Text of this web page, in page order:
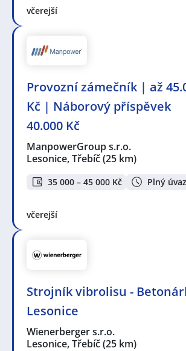
včerejší
Provozní zámečník | až
Kč | Náborový příspěvek
40.000 Kč
ManpowerGroup s.r.o.
Lesonice, Třebíč(25 km)
35 000 – 45 000 Kč Plný
včerejší
Strojník vibrolisu -
Lesonice
Wienerberger s.r.o.
Lesonice, Třebíč(25 km)